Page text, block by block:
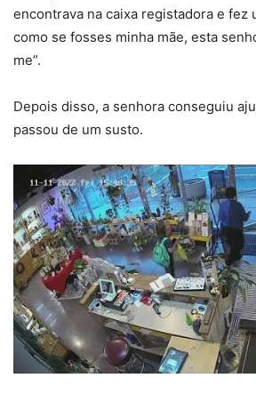
encontrava na caixa registadora e fez
como se fosses minha mãe, esta
me”.
Depois disso, a senhora conseguiu
passou de um susto.